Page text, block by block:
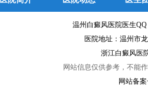
温州白癜风医院医生
医院地址：温州市
浙江白癜风医
网站信息仅供参考，不能
网站备